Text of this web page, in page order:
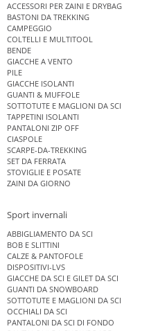
ACCESSORI PER ZAINI E DRYBAG
BASTONI DA TREKKING
CAMPEGGIO
COLTELLI E MULTITOOL
BENDE
GIACCHE A VENTO
PILE
GIACCHE ISOLANTI
GUANTI & MUFFOLE
SOTTOTUTE E MAGLIONI DA SCI
TAPPETINI ISOLANTI
PANTALONI ZIP OFF
CIASPOLE
SCARPE-DA-TREKKING
SET DA FERRATA
STOVIGLIE E POSATE
ZAINI DA GIORNO
Sport invernali
ABBIGLIAMENTO DA SCI
BOB E SLITTINI
CALZE & PANTOFOLE
DISPOSITIVI-LVS
GIACCHE DA SCI E GILET DA SCI
GUANTI DA SNOWBOARD
SOTTOTUTE E MAGLIONI DA SCI
OCCHIALI DA SCI
PANTALONI DA SCI DI FONDO